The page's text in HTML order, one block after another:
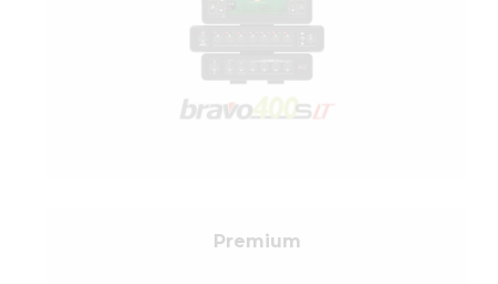
Premium